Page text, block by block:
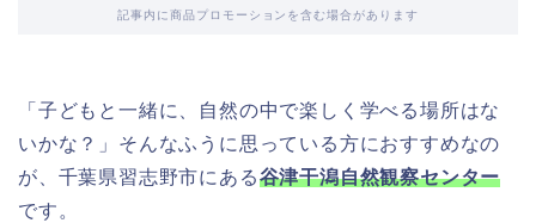
記事内に商品プロモーションを含む場合があります
「子どもと一緒に、自然の中で楽しく学べる場所はな
いかな？」そんなふうに思っている方におすすめなの
が、千葉県習志野市にある谷津干潟自然観察センター
です。